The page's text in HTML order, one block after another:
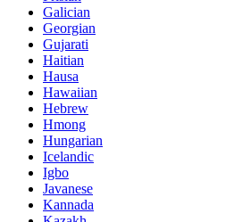
Galician
Georgian
Gujarati
Haitian
Hausa
Hawaiian
Hebrew
Hmong
Hungarian
Icelandic
Igbo
Javanese
Kannada